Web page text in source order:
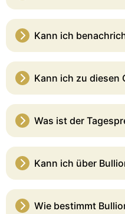
Kann ich
Kann ich zu diesen
Was ist der
Kann ich über
Wie bestimmt